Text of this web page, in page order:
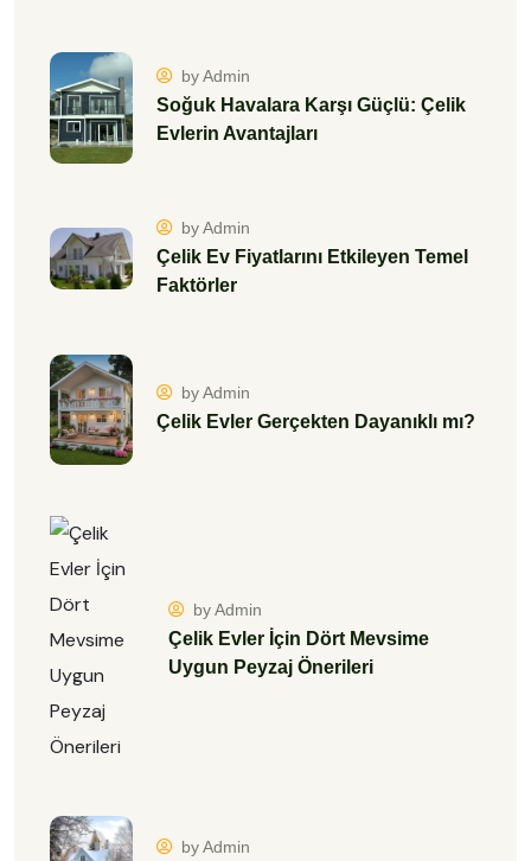
by Admin
Soğuk Havalara Karşı Güçlü: Çelik
Evlerin Avantajları
by Admin
Çelik Ev Fiyatlarını Etkileyen Temel
Faktörler
by Admin
Çelik Evler Gerçekten Dayanıklı mı?
by Admin
Çelik Evler İçin Dört Mevsime
Uygun Peyzaj Önerileri
by Admin